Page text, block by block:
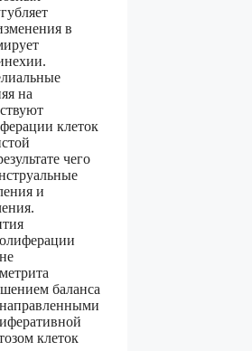
в
на
клеток
чего
и
баланса
клеток